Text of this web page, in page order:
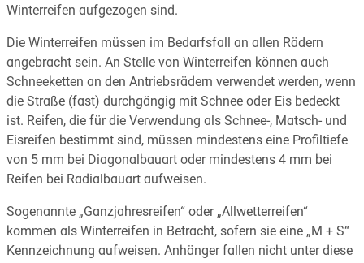
Winterreifen aufgezogen sind.
Die Winterreifen müssen im Bedarfsfall an allen Rädern
angebracht sein. An Stelle von Winterreifen können auch
Schneeketten an den Antriebsrädern verwendet werden, wenn
die Straße (fast) durchgängig mit Schnee oder Eis bedeckt
ist. Reifen, die für die Verwendung als Schnee-, Matsch- und
Eisreifen bestimmt sind, müssen mindestens eine Profiltiefe
von 5 mm bei Diagonalbauart oder mindestens 4 mm bei
Reifen bei Radialbauart aufweisen.
Sogenannte „Ganzjahresreifen“ oder „Allwetterreifen“
kommen als Winterreifen in Betracht, sofern sie eine „M + S“
Kennzeichnung aufweisen. Anhänger fallen nicht unter diese